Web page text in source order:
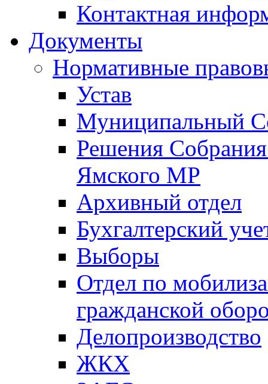
Контактная
Документы
Нормативные
Устав
Муниципальный
Решения
Ямского МР
Архивный отдел
Бухгалтерский
Выборы
Отдел по
гражданской
Делопроизводство
ЖКХ